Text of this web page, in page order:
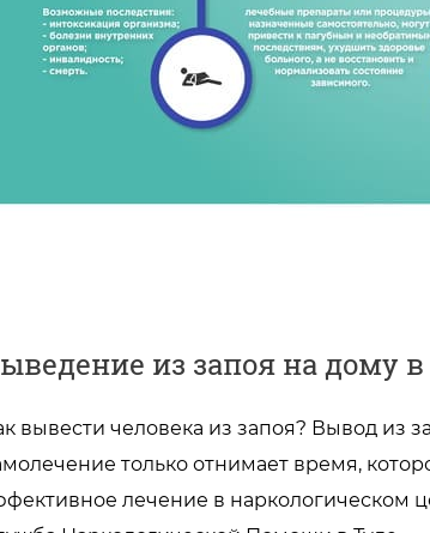
из запоя на дому в
вывести человека из запоя? Вывод из
только отнимает время,
лечение в наркологическом